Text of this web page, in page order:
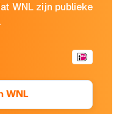
WNL zijn publieke
WNL